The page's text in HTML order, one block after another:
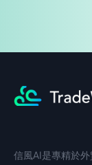
信風AI是專精於